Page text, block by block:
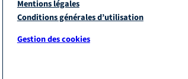
Mentions légales
Conditions générales d’utilisation
Gestion des cookies